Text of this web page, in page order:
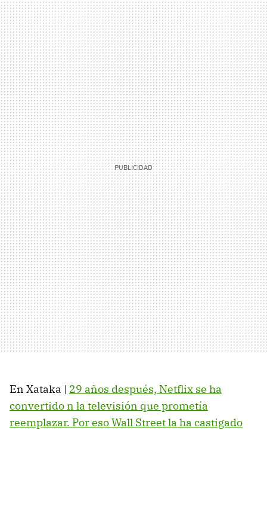
En Xataka | 29 años después, Netflix se ha
convertido n la televisión que prometía
reemplazar. Por eso Wall Street la ha castigado